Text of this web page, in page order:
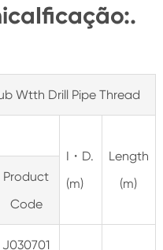
Wtth Drill Pipe Thread
I・D.
(m)
Length
(m)
Product
Code
J030701